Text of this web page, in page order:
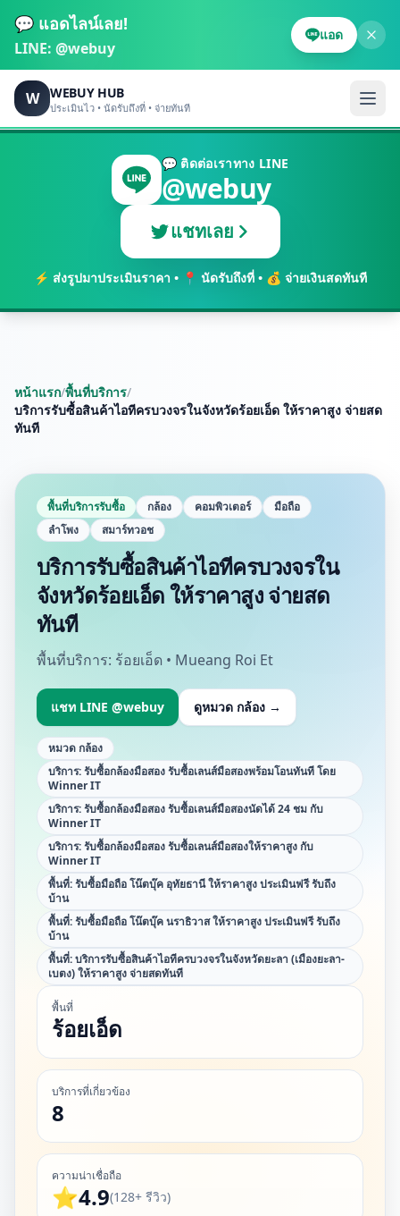
💬 แอดไลน์เลย!
LINE: @webuy
แอด
W WEBUY HUB
ประเมินไว • นัดรับถึงที่ • จ่ายทันที
💬 ติดต่อเราทาง LINE
@webuy
แชทเลย
⚡ ส่งรูปมาประเมินราคา • 📍 นัดรับถึงที่ • 💰 จ่ายเงินสดทันที
หน้าแรก/พื้นที่บริการ/
บริการรับซื้อสินค้าไอทีครบวงจรในจังหวัดร้อยเอ็ด ให้ราคาสูง จ่ายสด
ทันที
พื้นที่บริการรับซื้อ กล้อง คอมพิวเตอร์
มือถือ
ลำโพง
สมาร์ทวอช
บริการรับซื้อสินค้าไอทีครบวงจรใน
จังหวัดร้อยเอ็ด ให้ราคาสูง จ่ายสด
ทันที
พื้นที่บริการ: ร้อยเอ็ด • Mueang Roi Et
แชท LINE @webuy ดูหมวด กล้อง →
หมวดกล้อง
บริการ:รับซื้อกล้องมือสอง รับซื้อเลนส์มือสองพร้อมโอนทันที โดย
Winner IT
บริการ:รับซื้อกล้องมือสอง รับซื้อเลนส์มือสองนัดได้ 24 ชม กับ
Winner IT
บริการ:รับซื้อกล้องมือสอง รับซื้อเลนส์มือสองให้ราคาสูง กับ
Winner IT
พื้นที่:รับซื้อมือถือ โน๊ตบุ๊ค อุทัยธานี ให้ราคาสูง ประเมินฟรี รับถึง
บ้าน
พื้นที่:รับซื้อมือถือ โน๊ตบุ๊ค นราธิวาส ให้ราคาสูง ประเมินฟรี รับถึง
บ้าน
พื้นที่:บริการรับซื้อสินค้าไอทีครบวงจรในจังหวัดยะลา (เมืองยะลา-
เบตง) ให้ราคาสูง จ่ายสดทันที
พื้นที่
ร้อยเอ็ด
บริการที่เกี่ยวข้อง
8
ความน่าเชื่อถือ
⭐4.9(128+ รีวิว)